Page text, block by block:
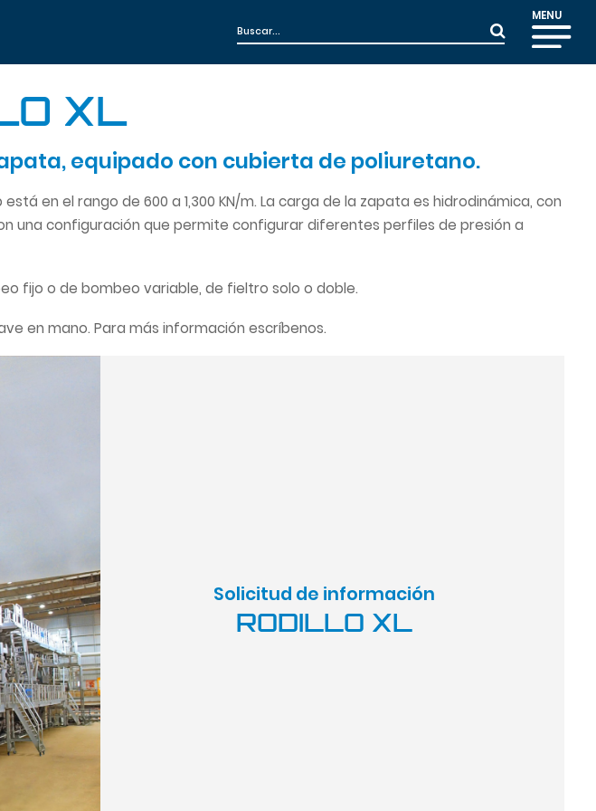
MENU
XL
equipado con cubierta de poliuretano.
en el rango de 600 a 1,300 KN/m. La carga de la zapata es hidrodinámica, con
una configuración que permite configurar diferentes perfiles de presión a
fijo o de bombeo variable, de fieltro solo o doble.
en mano. Para más información escríbenos.
Solicitud de información
RODILLO XL